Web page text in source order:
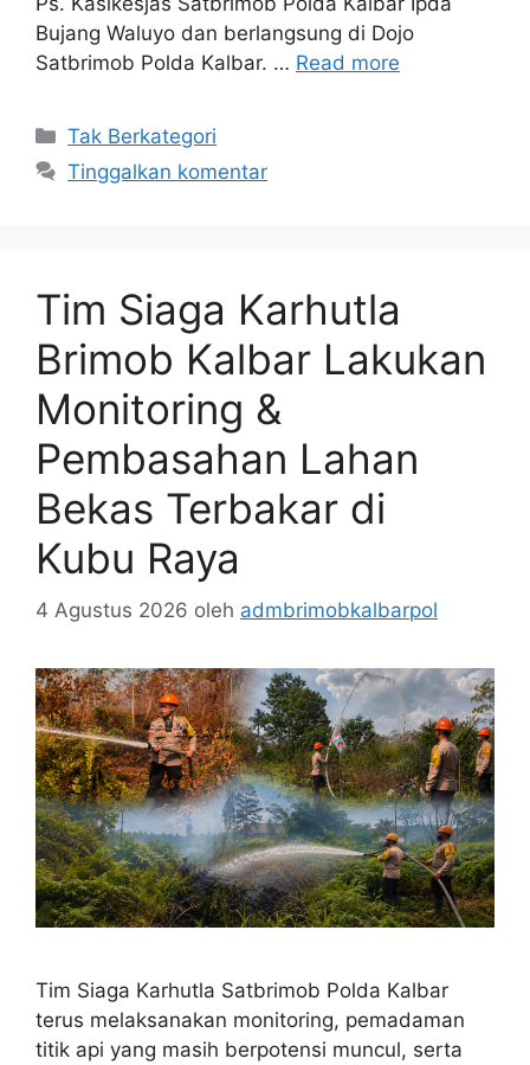
Bujang Waluyo dan berlangsung di Dojo
Satbrimob Polda Kalbar. … Read more
Kategori
Tak Berkategori
Tinggalkan komentar
Tim Siaga Karhutla
Brimob Kalbar Lakukan
Monitoring &
Pembasahan Lahan
Bekas Terbakar di
Kubu Raya
4 Agustus 2026 oleh admbrimobkalbarpol
Tim Siaga Karhutla Satbrimob Polda Kalbar
terus melaksanakan monitoring, pemadaman
titik api yang masih berpotensi muncul, serta